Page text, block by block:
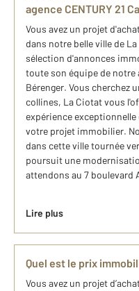
agence CENTURY 21
Vous avez un projet
dans notre belle ville de
sélection d'annonces
toute son équipe de notre
Bérenger. Vous cherchez
collines, La Ciotat vous
expérience
votre projet immobilier.
dans cette ville tournée
poursuit une
attendons au 7 boulevard
Lire plus
Quel est le prix
Vous avez un projet